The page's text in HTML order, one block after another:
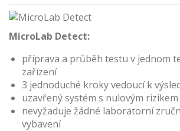
MicroLab Detect:
příprava a průběh testu v jednom
zařízení
3 jednoduché kroky vedoucí k
uzavřený systém s nulovým
nevyžaduje žádné laboratorní
vybavení